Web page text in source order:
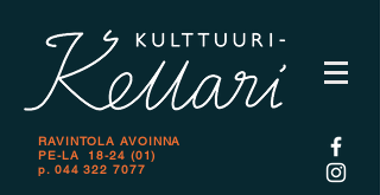
RAVINTOLA AVOINNA
PE-LA 18-24 (01)
p. 044 322 7077